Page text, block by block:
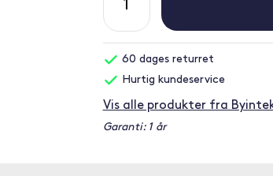
60 dages returret
Hurtig kundeservice
Vis alle produkter fra
Garanti: 1 år